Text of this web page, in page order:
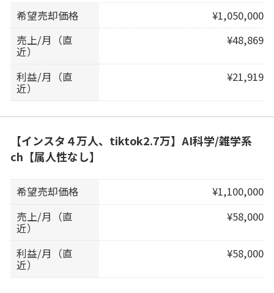
希望売却価格
¥1,050,000
売上/月（直
近）
¥48,869
利益/月（直
近）
¥21,919
【インスタ４万人、tiktok2.7万】AI科学/雑学系
ch【属人性なし】
希望売却価格
¥1,100,000
売上/月（直
近）
¥58,000
利益/月（直
近）
¥58,000